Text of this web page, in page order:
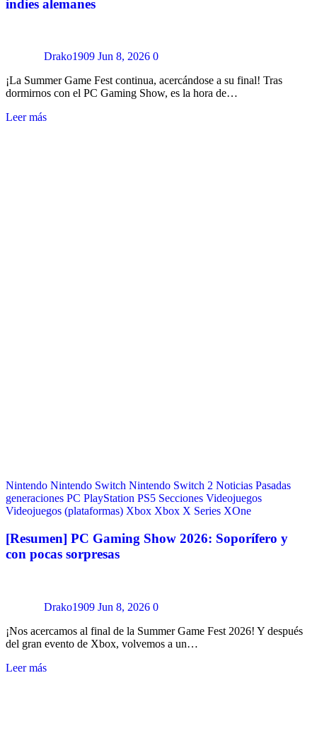
indies alemanes
Drako1909 Jun 8, 2026 0
¡La Summer Game Fest continua, acercándose a su final! Tras
dormirnos con el PC Gaming Show, es la hora de…
Leer más
Nintendo Nintendo Switch Nintendo Switch 2 Noticias Pasadas
generaciones PC PlayStation PS5 Secciones Videojuegos
Videojuegos (plataformas) Xbox Xbox X Series XOne
[Resumen] PC Gaming Show 2026: Soporífero y
con pocas sorpresas
Drako1909 Jun 8, 2026 0
¡Nos acercamos al final de la Summer Game Fest 2026! Y después
del gran evento de Xbox, volvemos a un…
Leer más